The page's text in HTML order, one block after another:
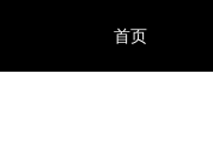
首页